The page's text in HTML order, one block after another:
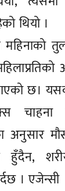
थियो ।
छ।
अनुसार
हुँदैन,
। एजेन्सी